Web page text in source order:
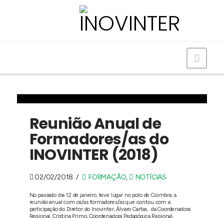
Reunião Anual de
Formadores/as do
INOVINTER (2018)
02/02/2018 FORMAÇÃO, NOTÍCIAS
No passado dia12 de janeiro, teve lugar no polo de Coimbra, a
reunião anual com os/as formadores/as que contou com a
participação do Diretor do Inovinter, Álvaro Cartas, da Coordenadora
Regional, Cristina Primo, Coordenadora Pedagógica Regional,